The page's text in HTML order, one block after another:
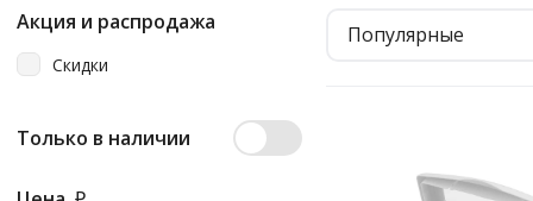
Акция и распродажа
Скидки
Только в наличии
Популярные